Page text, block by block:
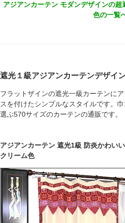
アジアンカーテン モダンデザインの
色の一覧
遮光１級アジアンカーテンデザイ
フラットザインの遮光一級カーテンに
スを付けたシンプルなスタイルです。
選ぶ570サイズのカーテンの通販です。
アジアンカーテン 遮光1級 防炎かわい
クリーム色